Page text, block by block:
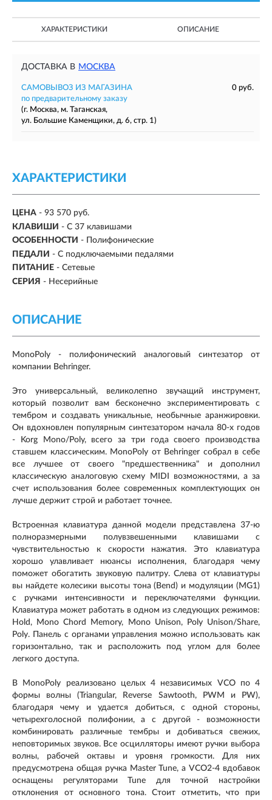
ХАРАКТЕРИСТИКИ ОПИСАНИЕ
ДОСТАВКА В МОСКВА
САМОВЫВОЗ ИЗ МАГАЗИНА
0 руб.
по предварительному заказу
(г. Москва, м. Таганская,
ул. Большие Каменщики, д. 6, стр. 1)
ХАРАКТЕРИСТИКИ
ЦЕНА - 93 570 руб.
КЛАВИШИ - С 37 клавишами
ОСОБЕННОСТИ - Полифонические
ПЕДАЛИ - С подключаемыми педалями
ПИТАНИЕ - Сетевые
СЕРИЯ - Несерийные
ОПИСАНИЕ
MonoPoly - полифонический аналоговый синтезатор от
компании Behringer.
Это универсальный, великолепно звучащий инструмент,
который позволит вам бесконечно экспериментировать с
тембром и создавать уникальные, необычные аранжировки.
Он вдохновлен популярным синтезатором начала 80-х годов
- Korg Mono/Poly, всего за три года своего производства
ставшем классическим. MonoPoly от Behringer собрал в себе
все лучшее от своего "предшественника" и дополнил
классическую аналоговую схему MIDI возможностями, а за
счет использования более современных комплектующих он
лучше держит строй и работает точнее.
Встроенная клавиатура данной модели представлена 37-ю
полноразмерными полувзвешенными клавишами с
чувствительностью к скорости нажатия. Это клавиатура
хорошо улавливает нюансы исполнения, благодаря чему
поможет обогатить звуковую палитру. Слева от клавиатуры
вы найдете колесики высоты тона (Bend) и модуляции (MG1)
с ручками интенсивности и переключателями функции.
Клавиатура может работать в одном из следующих режимов:
Hold, Mono Chord Memory, Mono Unison, Poly Unison/Share,
Poly. Панель с органами управления можно использовать как
горизонтально, так и расположить под углом для более
легкого доступа.
В MonoPoly реализовано целых 4 независимых VCO по 4
формы волны (Triangular, Reverse Sawtooth, PWM и PW),
благодаря чему и удается добиться, с одной стороны,
четырехголосной полифонии, а с другой - возможности
комбинировать различные тембры и добиваться свежих,
неповторимых звуков. Все осцилляторы имеют ручки выбора
волны, рабочей октавы и уровня громкости. Для них
предусмотрена общая ручка Master Tune, а VCO2-4 вдобавок
оснащены регуляторами Tune для точной настройки
отклонения от основного тона. Стоит отметить, что при